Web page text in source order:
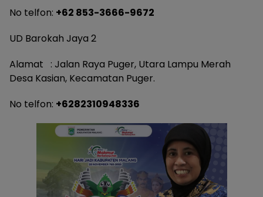
No telfon: +62 853-3666-9672
UD Barokah Jaya 2
Alamat : Jalan Raya Puger, Utara Lampu Merah
Desa Kasian, Kecamatan Puger.
No telfon: +6282310948336